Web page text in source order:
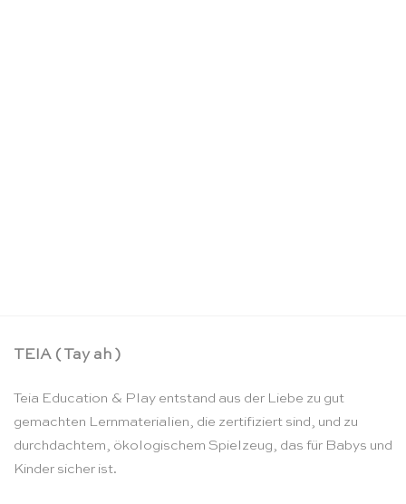
TEIA ( Tay ah )
Teia Education & Play entstand aus der Liebe zu gut
gemachten Lernmaterialien, die zertifiziert sind, und zu
durchdachtem, ökologischem Spielzeug, das für Babys und
Kinder sicher ist.